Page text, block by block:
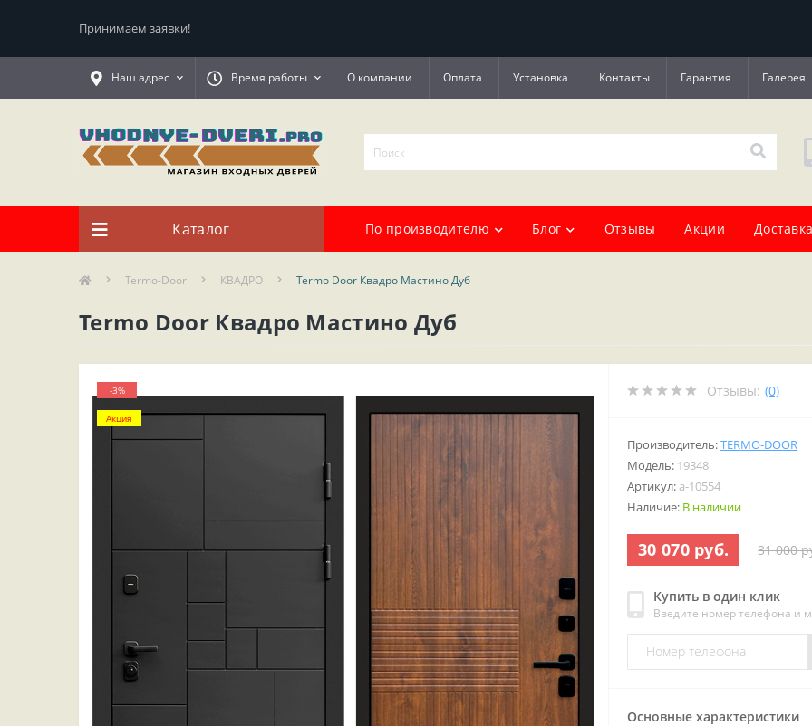
Принимаем заявки!
Наш адрес Время работы О компании Оплата Установка Контакты Гарантия Галерея
Каталог По производителю Блог Отзывы Акции
Termo-Door КВАДРО Termo Door Квадро Мастино Дуб
Termo Door Квадро Мастино Дуб
-3%
Акция
Отзывы: (0)
Производитель:TERMO-DOOR
Модель: 19348
Артикул: a-10554
Наличие: В наличии
30 070 руб. 31 000
Купить в один клик
Введите номер телефона и
Основные характеристики